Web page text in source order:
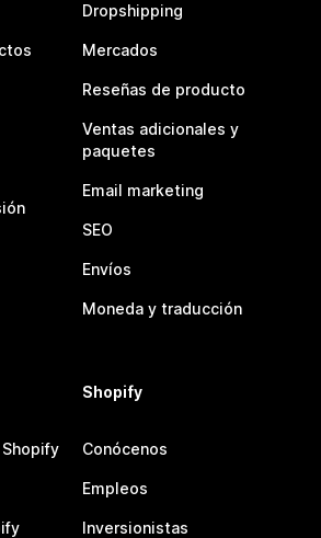
Dropshipping
Mercados
Reseñas de producto
Ventas adicionales y
paquetes
Email marketing
SEO
Envíos
Moneda y traducción
Shopify
Conócenos
Empleos
Inversionistas